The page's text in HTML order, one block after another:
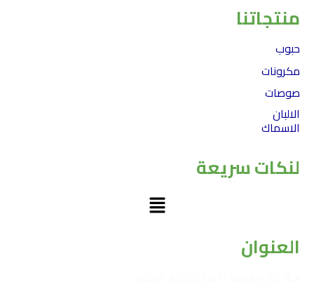
منتجاتنا
حبوب
مكرونات
صوصات
الالبان
الاسماك
لنكات سريعة
Menu
العنوان